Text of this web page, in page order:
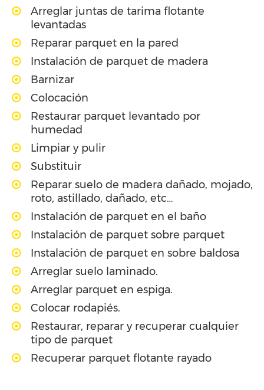
Arreglar juntas de tarima flotante
levantadas
Reparar parquet en la pared
Instalación de parquet de madera
Barnizar
Colocación
Restaurar parquet levantado por
humedad
Limpiar y pulir
Substituir
Reparar suelo de madera dañado, mojado,
roto, astillado, dañado, etc…
Instalación de parquet en el baño
Instalación de parquet sobre parquet
Instalación de parquet en sobre baldosa
Arreglar suelo laminado.
Arreglar parquet en espiga.
Colocar rodapiés.
Restaurar, reparar y recuperar cualquier
tipo de parquet
Recuperar parquet flotante rayado